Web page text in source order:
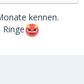
das sehe
da bekomme
der dazu
kennen.